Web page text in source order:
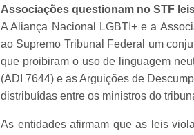
Associações questionam no STF
A Aliança Nacional LGBTI+ e a
ao Supremo Tribunal Federal um
que proibiram o uso de linguagem
(ADI 7644) e as Arguições de
distribuídas entre os ministros do
As entidades afirmam que as leis